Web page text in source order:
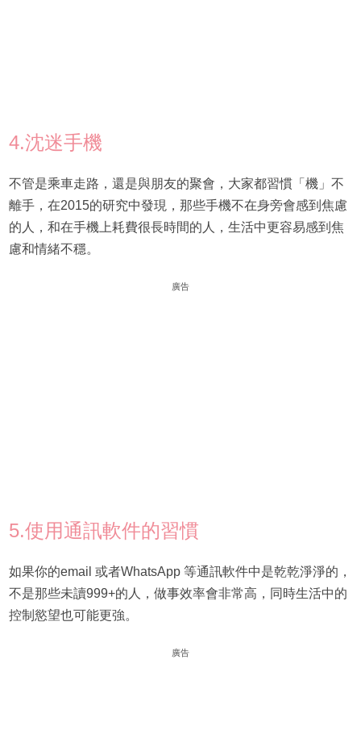
4.沈迷手機
不管是乘車走路，還是與朋友的聚會，大家都習慣「機」不
離手，在2015的研究中發現，那些手機不在身旁會感到焦慮
的人，和在手機上耗費很長時間的人，生活中更容易感到焦
慮和情緒不穩。
廣告
5.使用通訊軟件的習慣
如果你的email 或者WhatsApp 等通訊軟件中是乾乾淨淨的，
不是那些未讀999+的人，做事效率會非常高，同時生活中的
控制慾望也可能更強。
廣告